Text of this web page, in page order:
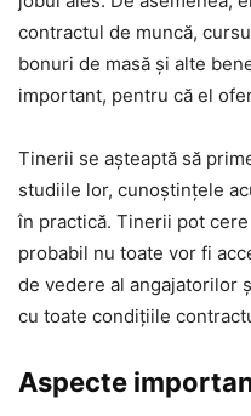
contractul de muncă,
bonuri de masă și alte
important, pentru că el
Tinerii se așteaptă să
studiile lor, cunoștințele
în practică. Tinerii pot
probabil nu toate vor fi
de vedere al angajatorilor
cu toate condițiile
Aspecte